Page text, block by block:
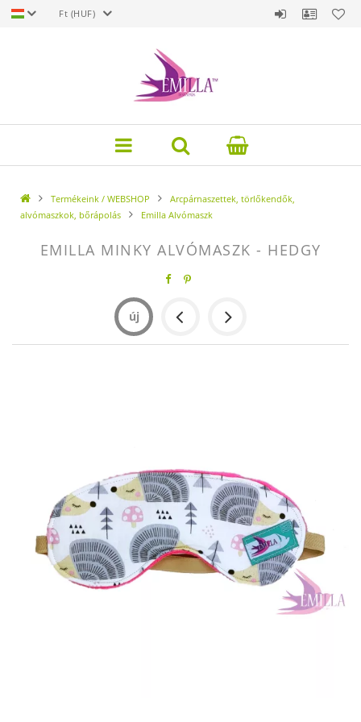
Ft (HUF)
Termékeink / WEBSHOP
Arcpárnaszettek, törlőkendők,
alvómaszkok, bőrápolás
Emilla Alvómaszk
EMILLA MINKY ALVÓMASZK - HEDGY
új